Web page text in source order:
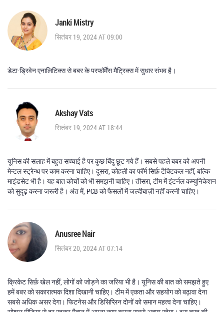
Janki Mistry
सितंबर 19, 2024 AT 09:00
डेटा-ड्रिवेन एनालिटिक्स से बबर के परफॉर्मेंस मैट्रिक्स में सुधार संभव है।
Akshay Vats
सितंबर 19, 2024 AT 18:44
यूनिस की सलाह में बहुत सच्चाई है पर कुछ बिंदु छूट गये हैं। सबसे पहले बबर को अपनी
मेन्टल स्ट्रेन्थ पर काम करना चाहिए। दूसरा, कोहली का फॉर्म सिर्फ़ टैक्टिकल नहीं, बल्कि
माइंडसेट भी है। यह बात कोचों को भी समझनी चाहिए। तीसरा, टीम में इंटर्नल कम्युनिकेशन
को सुदृढ़ करना जरूरी है। अंत में, PCB को फैसलों में जल्दीबाज़ी नहीं करनी चाहिए।
Anusree Nair
सितंबर 20, 2024 AT 07:14
क्रिकेट सिर्फ़ खेल नहीं, लोगों को जोड़ने का जरिया भी है। यूनिस की बात को समझते हुए
हमें बबर को सकारात्मक दिशा दिखानी चाहिए। टीम में एकता और सहयोग को बढ़ावा देना
सबसे अधिक असर देगा। फिटनेस और डिसिप्लिन दोनों को समान महत्व देना चाहिए।